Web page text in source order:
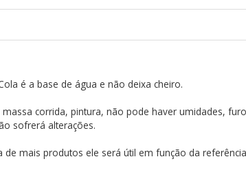
é a base de água e não deixa cheiro.
corrida, pintura, não pode haver umidades,
sofrerá alterações.
mais produtos ele será útil em função da